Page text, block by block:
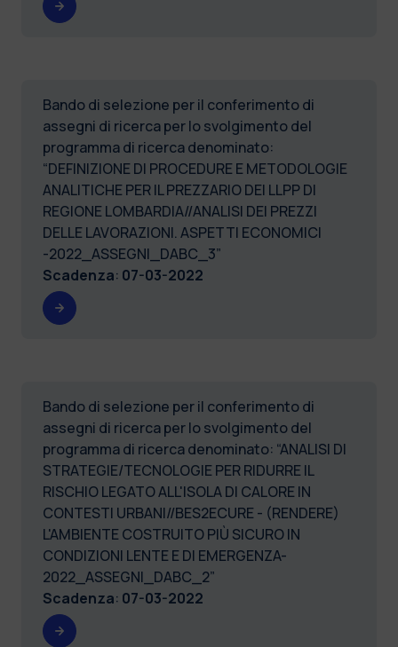
Bando di selezione per il conferimento di
assegni di ricerca per lo svolgimento del
programma di ricerca denominato:
“DEFINIZIONE DI PROCEDURE E METODOLOGIE
ANALITICHE PER IL PREZZARIO DEI LLPP DI
REGIONE LOMBARDIA//ANALISI DEI PREZZI
DELLE LAVORAZIONI. ASPETTI ECONOMICI
-2022_ASSEGNI_DABC_3”
Scadenza: 07-03-2022
Bando di selezione per il conferimento di
assegni di ricerca per lo svolgimento del
programma di ricerca denominato: “ANALISI DI
STRATEGIE/TECNOLOGIE PER RIDURRE IL
RISCHIO LEGATO ALL'ISOLA DI CALORE IN
CONTESTI URBANI//BES2ECURE - (RENDERE)
L'AMBIENTE COSTRUITO PIÙ SICURO IN
CONDIZIONI LENTE E DI EMERGENZA-
2022_ASSEGNI_DABC_2”
Scadenza: 07-03-2022